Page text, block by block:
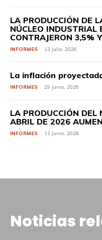
LA PRODUCCIÓN DE
NÚCLEO INDUSTRIAL
CONTRAJERON 3,5%
INFORMES 13 Julio, 2026
La inflación
INFORMES 29 Junio, 2026
LA PRODUCCIÓN DEL
ABRIL DE 2026
INFORMES 11 Junio, 2026
Noticias